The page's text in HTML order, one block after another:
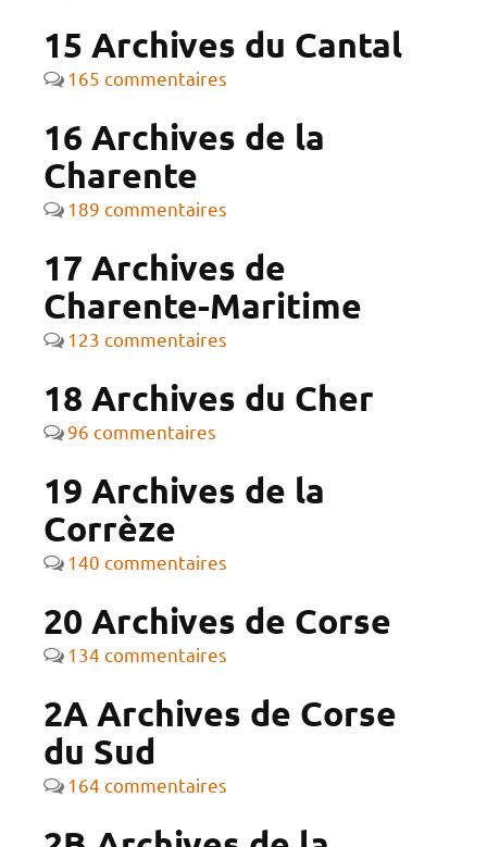
15 Archives du Cantal
165 commentaires
16 Archives de la
Charente
189 commentaires
17 Archives de
Charente-Maritime
123 commentaires
18 Archives du Cher
96 commentaires
19 Archives de la
Corrèze
140 commentaires
20 Archives de Corse
134 commentaires
2A Archives de Corse
du Sud
164 commentaires